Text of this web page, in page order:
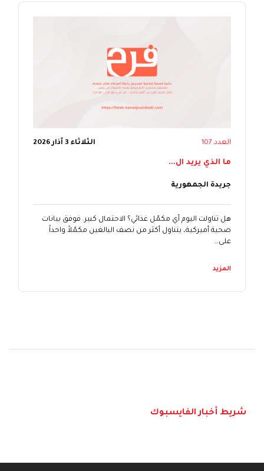
العدد 107 الثلاثاء 3 آذار 2026
ما الذي يريد ال...
جريدة الجمهورية
هل تناولت اليوم أي مكمّل غذائي؟ الاحتمال كبير. فوفق بيانات
صحية أميركية، يتناول أكثر من نصف البالغين مكمّلاً واحداً
على…
المزيد
شريط أخبار الفايسبوك